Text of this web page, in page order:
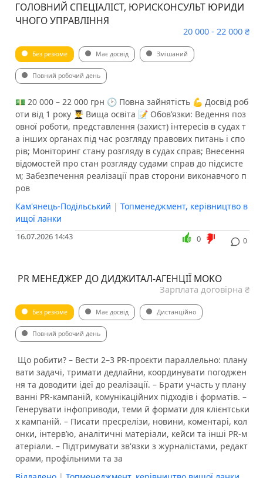
ГОЛОВНИЙ СПЕЦІАЛІСТ, ЮРИСКОНСУЛЬТ ЮРИДИ
ЧНОГО УПРАВЛІННЯ
20 000 - 22 000 ₴
Без резюме Має досвід Змішаний
Повний робочий день
💵 20 000 – 22 000 грн 🕑 Повна зайнятість 💪 Досвід роб
оти від 1 року 👨‍🎓 Вища освіта 📝 Обов’язки: Ведення поз
овної роботи, представлення (захист) інтересів в судах т
а інших органах під час розгляду правових питань і спо
рів; Моніторинг стану розгляду в судах справ; Внесення
відомостей про стан розгляду судами справ до підсисте
м; Забезпечення реалізації прав сторони виконавчого п
ров
Кам'янець-Подільський | Топменеджмент, керівництво в
ищої ланки
16.07.2026 14:43 0
0
️ РR МЕНЕДЖЕР ДО ДИДЖИТАЛ-АГЕНЦІЇ MOKO
Зарплата договірна ₴
Без резюме Має досвід Дистанційно
Повний робочий день
️ Що робити? – Вести 2–3 PR-проєкти параллельно: плану
вати задачі, тримати дедлайни, координувати погоджен
ня та доводити ідеї до реалізації. – Брати участь у плану
ванні PR-кампаній, комунікаційних підходів і форматів. –
Генерувати інфоприводи, теми й формати для клієнтськи
х кампаній. – Писати пресрелізи, новини, коментарі, кол
онки, інтерв’ю, аналітичні матеріали, кейси та інші PR-м
атеріали. – Підтримувати зв'язки з журналістами, редакт
орами, профільними та за